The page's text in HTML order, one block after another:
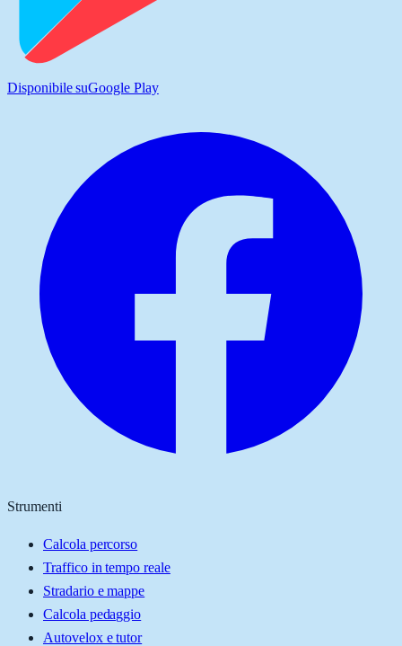
Disponibile suGoogle Play
Strumenti
Calcola percorso
Traffico in tempo reale
Stradario e mappe
Calcola pedaggio
Autovelox e tutor